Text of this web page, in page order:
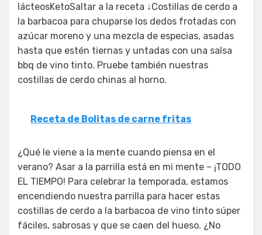
lácteosKetoSaltar a la receta ↓Costillas de cerdo a
la barbacoa para chuparse los dedos frotadas con
azúcar moreno y una mezcla de especias, asadas
hasta que estén tiernas y untadas con una salsa
bbq de vino tinto. Pruebe también nuestras
costillas de cerdo chinas al horno.
Receta de Bolitas de carne fritas
¿Qué le viene a la mente cuando piensa en el
verano? Asar a la parrilla está en mi mente – ¡TODO
EL TIEMPO! Para celebrar la temporada, estamos
encendiendo nuestra parrilla para hacer estas
costillas de cerdo a la barbacoa de vino tinto súper
fáciles, sabrosas y que se caen del hueso. ¿No